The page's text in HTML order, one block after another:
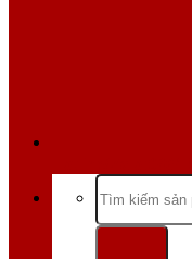
Tìm
kiếm: